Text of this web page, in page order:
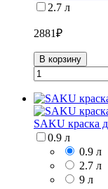
2.7 л
2881₽
В корзину
SAKU краска
0.9 л
0.9 л
2.7 л
9 л